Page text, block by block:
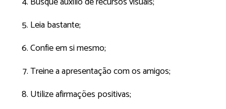
Leia bastante;
Confie em si mesmo;
Treine a apresentação com os amigos;
Utilize afirmações positivas;